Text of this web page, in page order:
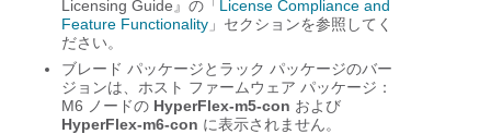
Licensing Guide』の「 License Compliance and
Feature Functionality 」セクションを参照してく
ださい。
ブレード パッケージとラック パッケージのバー
ジョンは、ホスト ファームウェア パッケージ：
M6 ノードの HyperFlex-m5-con および
HyperFlex-m6-con に表示されません。